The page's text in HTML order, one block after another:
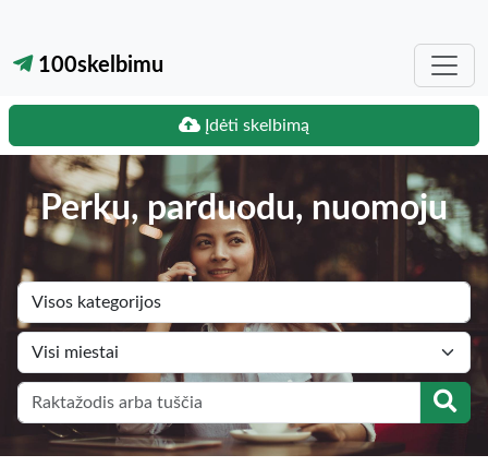
100skelbimu
Įdėti skelbimą
Perku, parduodu, nuomoju